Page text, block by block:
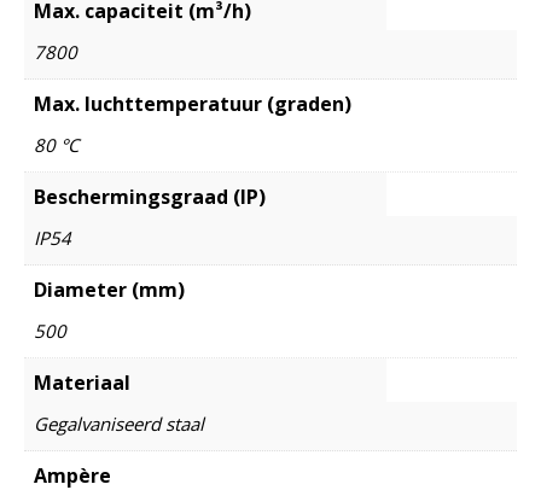
Max. capaciteit (m³/h)
7800
Max. luchttemperatuur (graden)
80 °C
Beschermingsgraad (IP)
IP54
Diameter (mm)
500
Materiaal
Gegalvaniseerd staal
Ampère